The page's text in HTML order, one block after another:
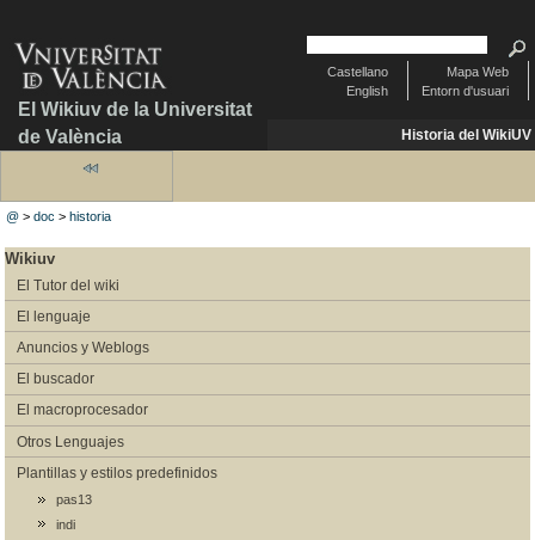
El Wikiuv de la Universitat
de València
Mapa Web
Entorn d'usuari
Castellano
English
Historia del WikiUV
@ >doc >historia
Wikiuv
El Tutor del wiki
El lenguaje
Anuncios y Weblogs
El buscador
El macroprocesador
Otros Lenguajes
Plantillas y estilos predefinidos
pas13
indi